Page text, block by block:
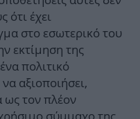
ότι έχει
στο εσωτερικό του
εκτίμηση της
πολιτικό
αξιοποιήσει,
ως τον πλέον